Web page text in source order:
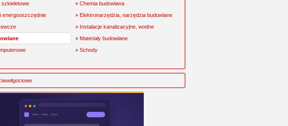
szkieletowe
» Chemia budowlana
energooszczędnie
» Elektronarzędzia, narzędzia budowlane
» Instalacje kanalizacyjne, wodne
» Materiały budowlane
» Schody